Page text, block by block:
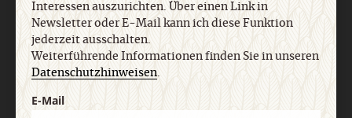
Interessen auszurichten. Über einen Link in
Newsletter oder E-Mail kann ich diese Funktion
jederzeit ausschalten.
Weiterführende Informationen finden Sie in unseren
Datenschutzhinweisen.
E-Mail